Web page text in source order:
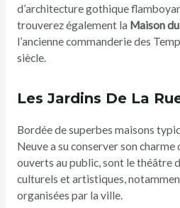
d’architecture gothique
trouverez également la Maison
l’ancienne commanderie des
siècle.
Les Jardins De La
Bordée de superbes maisons
Neuve a su conserver son charme
ouverts au public, sont le théâtre
culturels et artistiques,
organisées par la ville.